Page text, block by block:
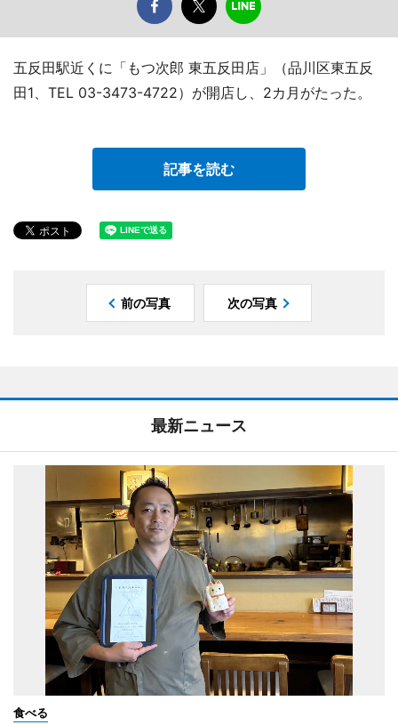
五反田駅近くに「もつ次郎 東五反田店」（品川区東五反
田1、TEL 03-3473-4722）が開店し、2カ月がたった。
記事を読む
前の写真 次の写真
最新ニュース
食べる